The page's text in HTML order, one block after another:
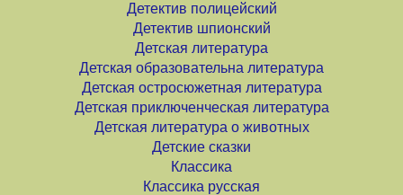
Детектив полицейский
Детектив шпионский
Детская литература
Детская образовательна литература
Детская остросюжетная литература
Детская приключенческая литература
Детская литература о животных
Детские сказки
Классика
Классика русская